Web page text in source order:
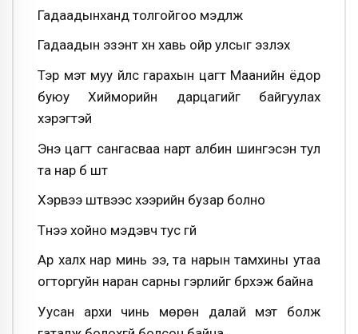
Гадаадынханд толгойгоо мэдүүлж
Гадаадын эзэнт хүн хавь ойр улсыг эзлэх
Тэр мэт муу үйлс гарахын цагт Маанийн ёдор
буюу Хийморийн дарцагийг байгуулах
хэрэгтэй
Энэ цагт сангасваа нарт албин шингэсэн тул
та нар бүү шүт
Хэрвээ шүтвээс үхээрийн бузар болно
Түүнээ хойно мэдэвч тус үгүй
Ар халх нар минь ээ, та нарын тамхины утаа
огторгуйн наран сарны гэрлийг бүрхэж байна
Уусан архи чинь мөрөн далай мэт болж